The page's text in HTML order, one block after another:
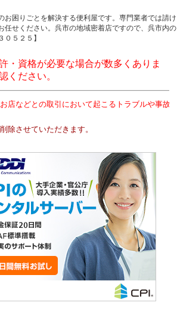
困りごとを解決する便利屋です。専門業者では請け
せください。呉市の地域密着店ですので、呉市内の
５２５】